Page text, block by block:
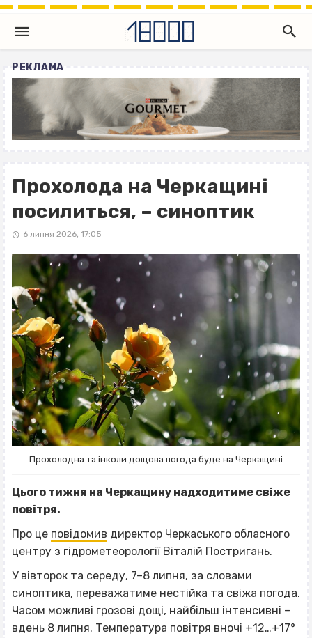
РЕКЛАМА
Прохолода на Черкащині
посилиться, – синоптик
6 липня 2026, 17:05
Прохолодна та інколи дощова погода буде на Черкащині
Цього тижня на Черкащину надходитиме свіже
повітря.
Про це повідомив директор Черкаського обласного
центру з гідрометеорології Віталій Постригань.
У вівторок та середу, 7–8 липня, за словами
синоптика, переважатиме нестійка та свіжа погода.
Часом можливі грозові дощі, найбільш інтенсивні –
вдень 8 липня. Температура повітря вночі +12…+17°